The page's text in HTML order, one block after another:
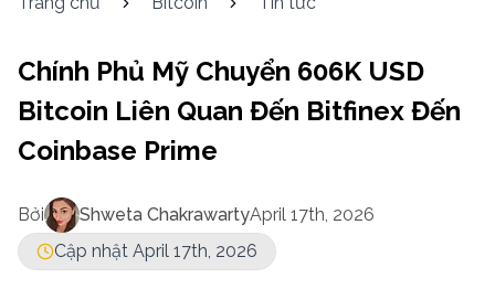
Chính Phủ Mỹ Chuyển 606K USD
Bitcoin Liên Quan Đến Bitfinex Đến
Coinbase Prime
Bởi Shweta ChakrawartyApril 17th, 2026
Cập nhật April 17th, 2026